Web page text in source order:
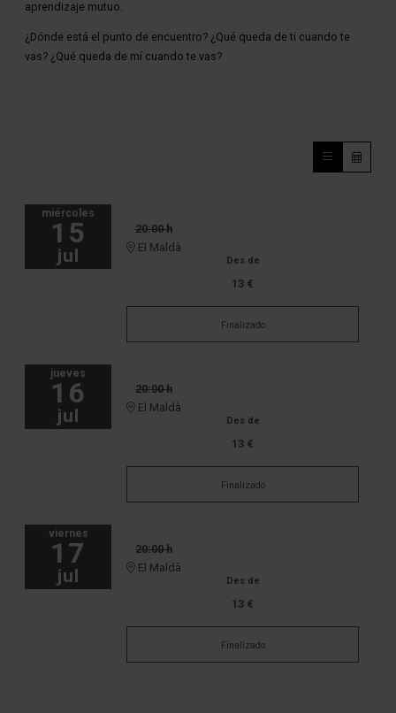
aprendizaje mutuo.
¿Dónde está el punto de encuentro? ¿Qué queda de ti cuando te
vas? ¿Qué queda de mí cuando te vas?
miércoles
15
jul
20:00 h
El Maldà
Des de
13 €
Finalizado
jueves
16
jul
20:00 h
El Maldà
Des de
13 €
Finalizado
viernes
17
jul
20:00 h
El Maldà
Des de
13 €
Finalizado